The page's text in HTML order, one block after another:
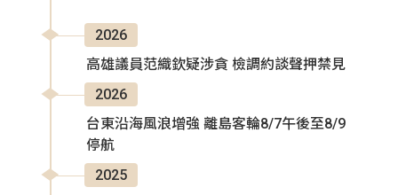
2026
高雄議員范織欽疑涉貪 檢調約談聲押禁見
2026
台東沿海風浪增強 離島客輪8/7午後至8/9
停航
2025